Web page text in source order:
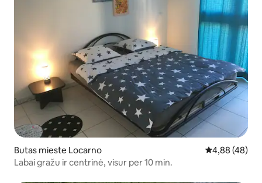
Butas mieste Locarno Vidutinis
4,88 (48)
Labai gražu ir centrinė, visur per 10 min.